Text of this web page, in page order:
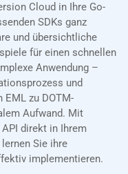
Cloud in Ihre Go-
SDKs ganz
und übersichtliche
für einen schnellen
Anwendung –
und
zu DOTM-
Aufwand. Mit
direkt in Ihrem
Sie ihre
implementieren.